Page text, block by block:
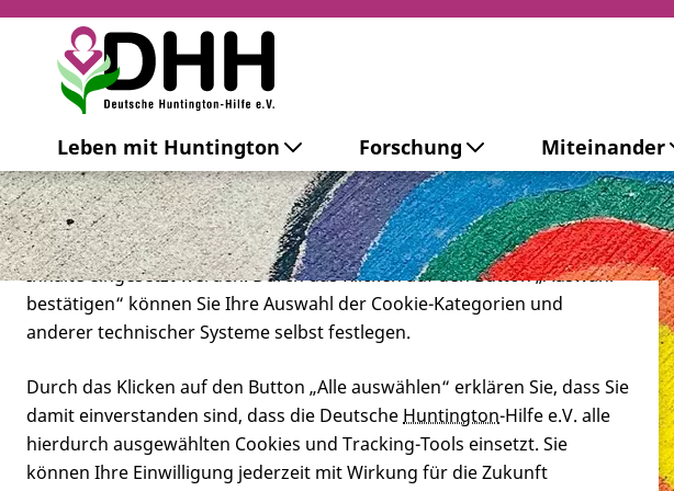
Leben mit Huntington Forschung Miteinander
Cookie-Einstellungen
Diese Webseite setzt verschiedene Cookies und Tracking-Tools ein. Dies
beinhaltet Cookies und Tracking-Tools, die für den Betrieb der Webseite
technisch notwendig sind, die zu statistischen Zwecken sowie zur
besseren Bedienbarkeit der Webseite und zur Anzeige personalisierter
Inhalte eingesetzt werden. Durch das Klicken auf den Button „Auswahl
bestätigen“ können Sie Ihre Auswahl der Cookie-Kategorien und
anderer technischer Systeme selbst festlegen.
Durch das Klicken auf den Button „Alle auswählen“ erklären Sie, dass Sie
damit einverstanden sind, dass die DeutscheHuntington-Hilfe e.V. alle
hierdurch ausgewählten Cookies und Tracking-Tools einsetzt. Sie
können Ihre Einwilligung jederzeit mit Wirkung für die Zukunft